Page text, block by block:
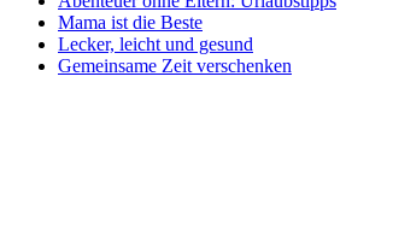
Mama ist die Beste
Lecker, leicht und gesund
Gemeinsame Zeit verschenken